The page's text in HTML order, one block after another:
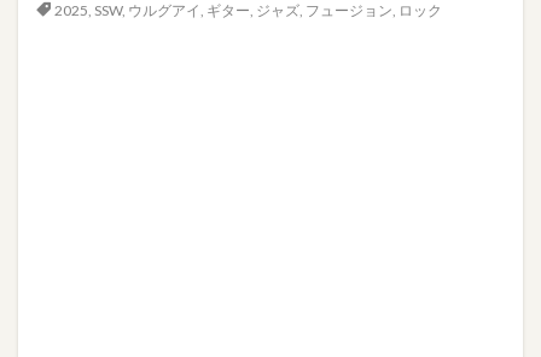
2025, SSW, ウルグアイ, ギター, ジャズ, フュージョン, ロック